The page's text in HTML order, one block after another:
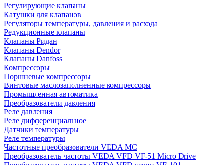
Регулирующие клапаны
Катушки для клапанов
Регуляторы температуры, давления и расхода
Редукционные клапаны
Клапаны Ридан
Клапаны Dendor
Клапаны Danfoss
Компрессоры
Поршневые компрессоры
Винтовые маслозаполненные компрессоры
Промышленная автоматика
Преобразователи давления
Реле давления
Реле дифференциальное
Датчики температуры
Реле температуры
Частотные преобразователи VEDA MC
Преобразователь частоты VEDA VFD VF-51 Micro Drive